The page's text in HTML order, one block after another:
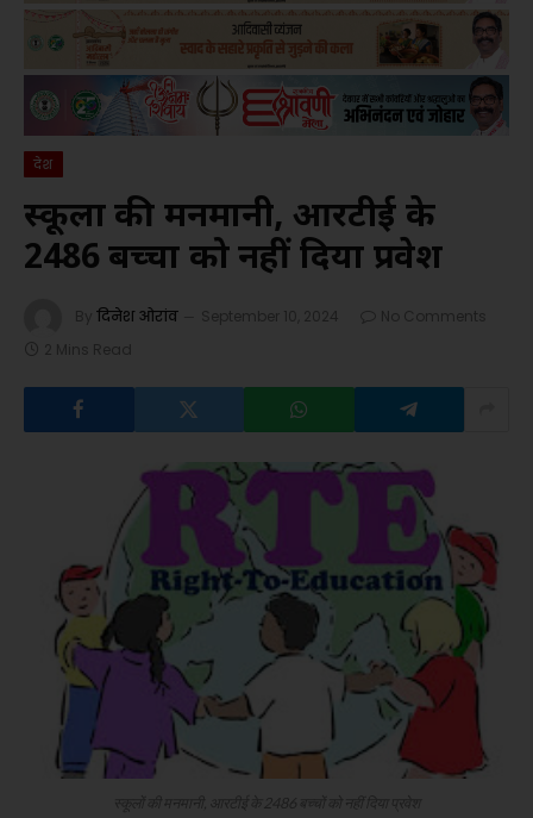
देश
स्कूलों की मनमानी, आरटीई के
2486 बच्चों को नहीं दिया प्रवेश
By दिनेश ओरांव September 10, 2024
No Comments
2 Mins Read
स्कूलों की मनमानी, आरटीई के 2486 बच्चों को नहीं दिया प्रवेश